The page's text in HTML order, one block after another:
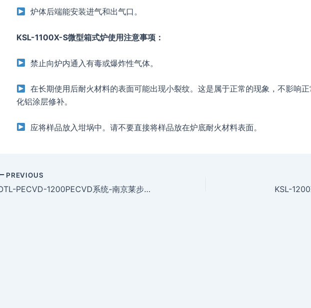
炉体后端能安装进气和出气口。
KSL-1100X-S微型箱式炉使用注意事项：
禁止向炉内通入有毒或爆炸性气体。
在长期使用后耐火材料的表面可能出现小裂纹。这是属于正常的现象，不影响
化铝涂层修补。
应将样品放入坩埚中。请不要直接将样品放在炉底耐火材料表面。
PREVIOUS
OTL-PECVD-1200PECVD系统-南京莱步科技实业 KSL-